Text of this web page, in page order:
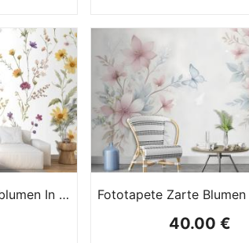
Fototapete Zarte Wildblumen In Aquarell
40.00 €